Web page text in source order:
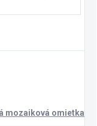
mozaiková omietka